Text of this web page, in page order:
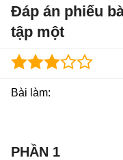
Đáp án phiếu
tập một
Bài làm:
PHẦN 1